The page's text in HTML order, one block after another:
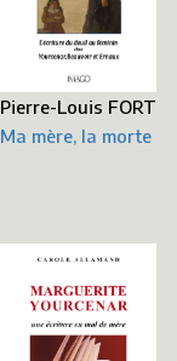
Pierre-Louis FORT
Ma mère, la morte